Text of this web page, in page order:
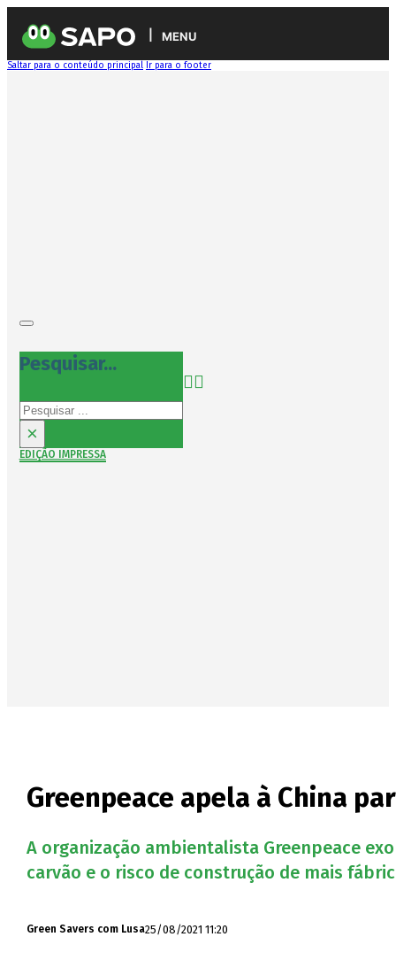
MENU
Saltar para o conteúdo principal Ir para o footer
Pesquisar...
Pesquisar
×
EDIÇÃO IMPRESSA
Greenpeace apela à China
A organização ambientalista Greenpeace
carvão e o risco de construção de mais
Green Savers com Lusa25/08/2021 11:20